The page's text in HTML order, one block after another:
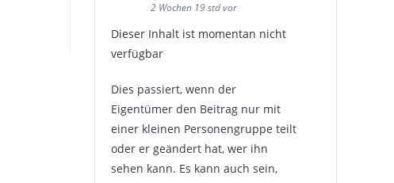
2 Wochen 19 std vor
Dieser Inhalt ist momentan nicht
verfügbar
Dies passiert, wenn der
Eigentümer den Beitrag nur mit
einer kleinen Personengruppe teilt
oder er geändert hat, wer ihn
sehen kann. Es kann auch sein,